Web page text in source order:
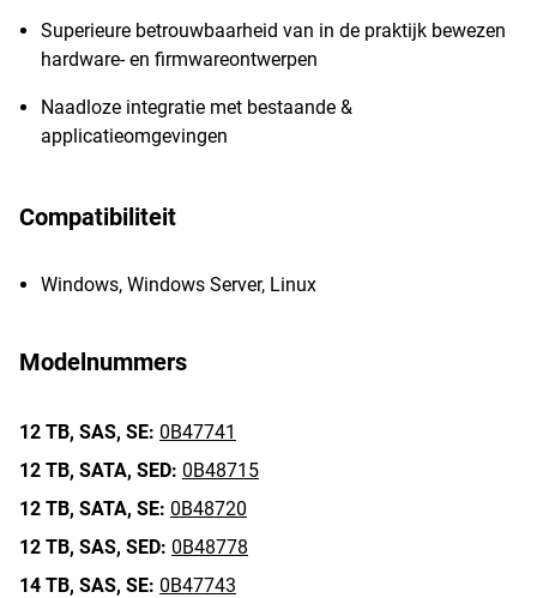
Superieure betrouwbaarheid van in de praktijk bewezen
hardware- en firmwareontwerpen
Naadloze integratie met bestaande &
applicatieomgevingen
Compatibiliteit
Windows, Windows Server, Linux
Modelnummers
12 TB, SAS, SE: 0B47741
12 TB, SATA, SED: 0B48715
12 TB, SATA, SE: 0B48720
12 TB, SAS, SED: 0B48778
14 TB, SAS, SE: 0B47743